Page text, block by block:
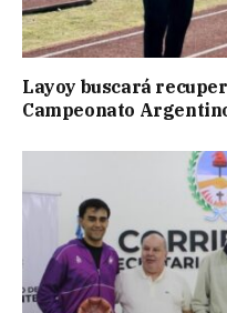
Layoy buscará
Campeonato